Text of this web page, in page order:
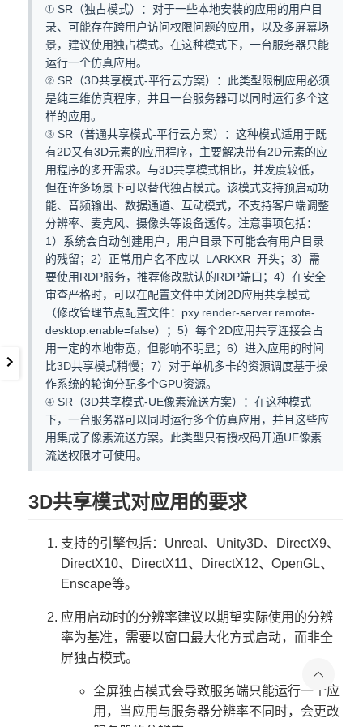
① SR（独占模式）：对于一些本地安装的应用的用户目
录、可能存在跨用户访问权限问题的应用，以及多屏幕场
景，建议使用独占模式。在这种模式下，一台服务器只能
运行一个仿真应用。
② SR（3D共享模式-平行云方案）：此类型限制应用必须
是纯三维仿真程序，并且一台服务器可以同时运行多个这
样的应用。
③ SR（普通共享模式-平行云方案）：这种模式适用于既
有2D又有3D元素的应用程序，主要解决带有2D元素的应
用程序的多开需求。与3D共享模式相比，并发度较低，
但在许多场景下可以替代独占模式。该模式支持预启动功
能、音频输出、数据通道、互动模式，不支持客户端调整
分辨率、麦克风、摄像头等设备透传。注意事项包括：
1）系统会自动创建用户，用户目录下可能会有用户目录
的残留；2）正常用户名不应以_LARKXR_开头；3）需
要使用RDP服务，推荐修改默认的RDP端口；4）在安全
审查严格时，可以在配置文件中关闭2D应用共享模式
（修改管理节点配置文件：pxy.render-server.remote-
desktop.enable=false）；5）每个2D应用共享连接会占
用一定的本地带宽，但影响不明显；6）进入应用的时间
比3D共享模式稍慢；7）对于单机多卡的资源调度基于操
作系统的轮询分配多个GPU资源。
④ SR（3D共享模式-UE像素流送方案）：在这种模式
下，一台服务器可以同时运行多个仿真应用，并且这些应
用集成了像素流送方案。此类型只有授权码开通UE像素
流送权限才可使用。
3D共享模式对应用的要求
支持的引擎包括：Unreal、Unity3D、DirectX9、
DirectX10、DirectX11、DirectX12、OpenGL、
Enscape等。
应用启动时的分辨率建议以期望实际使用的分辨
率为基准，需要以窗口最大化方式启动，而非全
屏独占模式。
全屏独占模式会导致服务端只能运行一个应
用，当应用与服务器分辨率不同时，会更改